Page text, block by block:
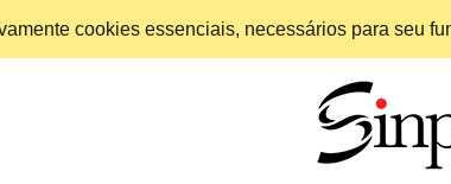
cookies essenciais, necessários para seu